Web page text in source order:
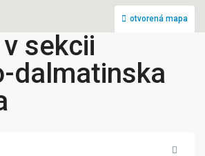
otvorená mapa
sekcii
dalmatinska